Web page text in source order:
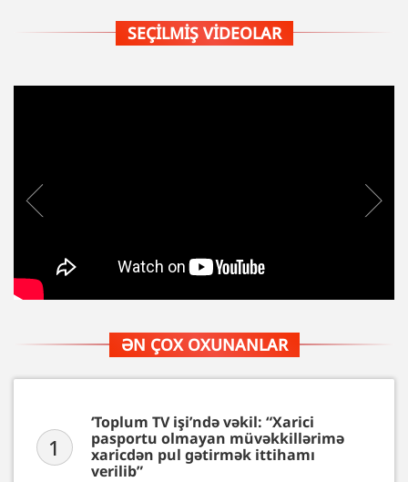
SEÇILMIŞ VIDEOLAR
ƏN ÇOX OXUNANLAR
1
‘Toplum TV işi’ndə vəkil: “Xarici
pasportu olmayan müvəkkillərimə
xaricdən pul gətirmək ittihamı
verilib”